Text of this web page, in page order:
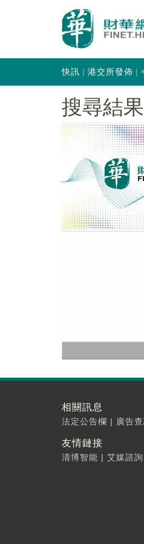
快訊 港交所發佈
搜尋結果
相關訊息
法定公告欄 | 廣告
友情鏈接
清博智能 | 艾媒諮詢